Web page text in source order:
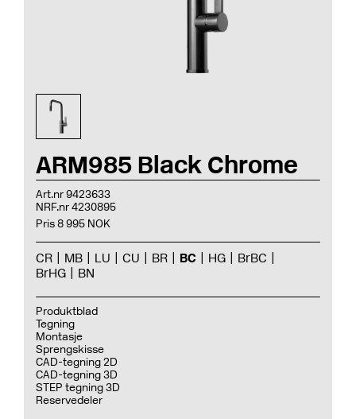
ARM985 Black Chrome
Art.nr 9423633
NRF.nr 4230895
Pris 8 995 NOK
CR MB LU CU BR BC HG
BrBC
BrHG
BN
Produktblad
Tegning
Montasje
Sprengskisse
CAD-tegning 2D
CAD-tegning 3D
STEP tegning 3D
Reservedeler